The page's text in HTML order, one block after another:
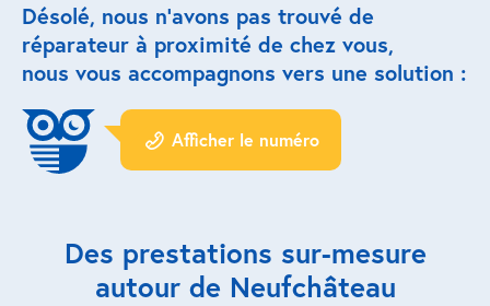
Modernisation et domotique
Centralisation volets roulants
Motoriser un volet roulant
ESPACE PRO
Nous recrutons
Désolé, nous n’avons pas trouvé de
réparateur à proximité de chez vous,
nous vous accompagnons vers une solution :
Afficher le numéro
Des prestations sur-mesure
autour de Neufchâteau